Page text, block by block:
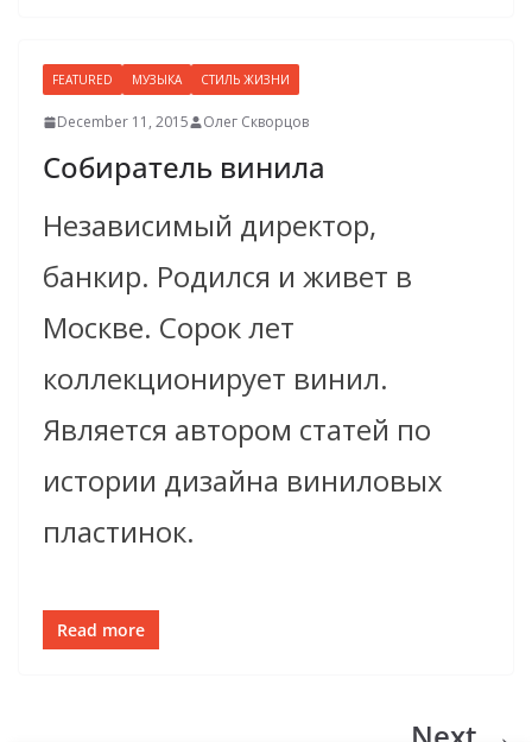
FEATURED МУЗЫКА СТИЛЬ ЖИЗНИ
December 11, 2015 Олег Скворцов
Собиратель винила
Независимый директор,
банкир. Родился и живет в
Москве. Сорок лет
коллекционирует винил.
Является автором статей по
истории дизайна виниловых
пластинок.
Read more